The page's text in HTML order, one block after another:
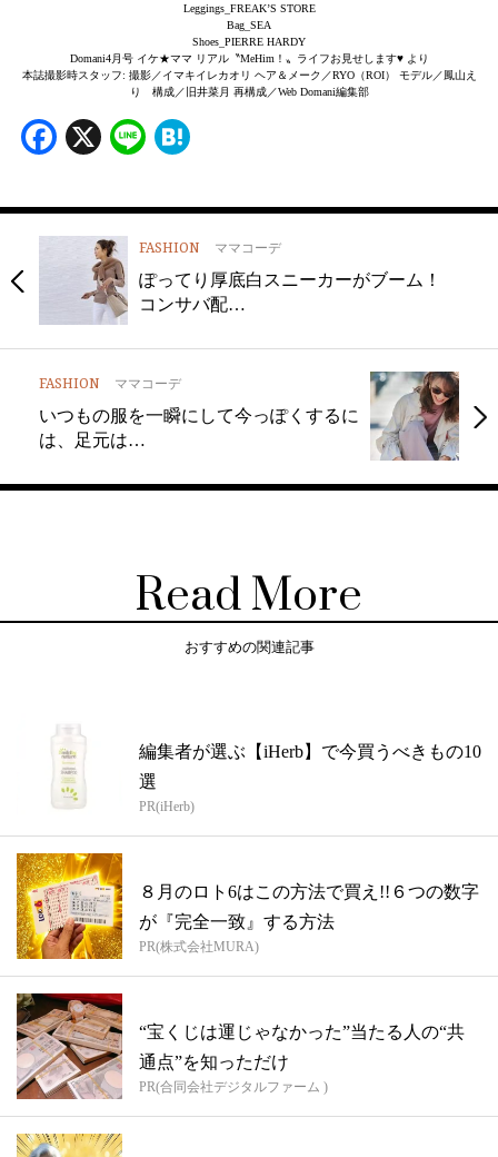
Leggings_FREAK’S STORE
Bag_SEA
Shoes_PIERRE HARDY
Domani4月号 イケ★ママ リアル〝MeHim！〟ライフお見せします♥ より
本誌撮影時スタッフ: 撮影／イマキイレカオリ ヘア＆メーク／RYO（ROI） モデル／鳳山え
り 構成／旧井菜月 再構成／Web Domani編集部
Facebook
X Line
FASHION ママコーデ
ぽってり厚底白スニーカーがブーム！
コンサバ配…
FASHION ママコーデ
いつもの服を一瞬にして今っぽくするに
は、足元は…
Read More
おすすめの関連記事
編集者が選ぶ【iHerb】で今買うべきもの10
選
PR(iHerb)
８月のロト6はこの方法で買え!!６つの数字
が『完全一致』する方法
PR(株式会社MURA)
“宝くじは運じゃなかった”当たる人の“共
通点”を知っただけ
PR(合同会社デジタルファーム )